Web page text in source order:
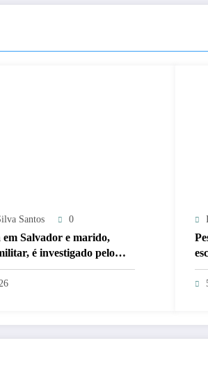
Santos 0
em Salvador e marido,
é investigado pelo